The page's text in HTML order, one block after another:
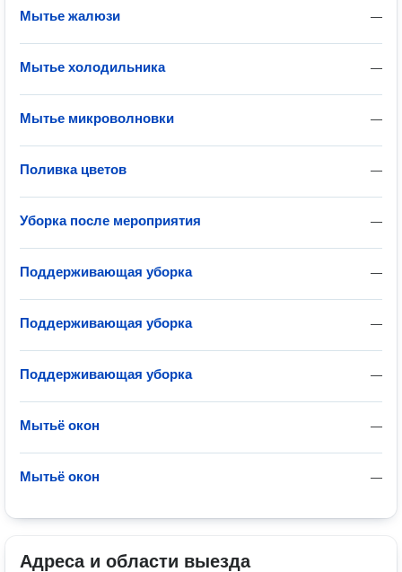
—
Мытье жалюзи
—
Мытье холодильника
—
Мытье микроволновки
—
Поливка цветов
—
Уборка после мероприятия
—
Поддерживающая уборка
—
Поддерживающая уборка
—
Поддерживающая уборка
—
Мытьё окон
—
Мытьё окон
Адреса и области выезда